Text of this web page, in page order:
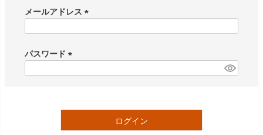
メールアドレス
)
パスワード
ログイン